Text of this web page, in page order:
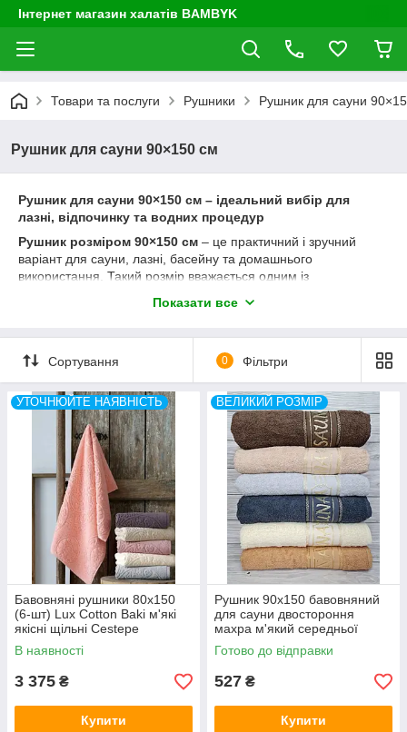
Інтернет магазин халатів BAMBYK
Товари та послуги Рушники Рушник для сауни
Рушник для сауни 90×150 см
Рушник для сауни 90×150 см – ідеальний вибір для
лазні, відпочинку та водних процедур
Рушник розміром 90×150 см – це практичний і зручний
варіант для сауни, лазні, басейну та домашнього
використання. Такий розмір вважається одним із
достатньо великий, щоб комфортно загорнутися після водних
Рушник для сауни 90×150 см
часто обирають чоловіки та
жінки, які цінують комфорт під час відпочинку. Його можна
використовувати не тільки як звичайний банний рушник, а й
як зручну накидку після парної, душу або басейну.
Показати все
Сортування 0 Фільтри
УТОЧНЮЙТЕ НАЯВНІСТЬ
Бавовняні рушники 80x150
(6-шт) Lux Cotton Baki м'які
якісні щільні Cestepe
Туреччина
В наявності
3 375 ₴
Купити
ВЕЛИКИЙ РОЗМІР
Рушник 90x150 бавовняний
для сауни двостороння
махра м'який середньої
щільності Doruk Tekstil
Туреччина
Готово до відправки
527 ₴
Купити